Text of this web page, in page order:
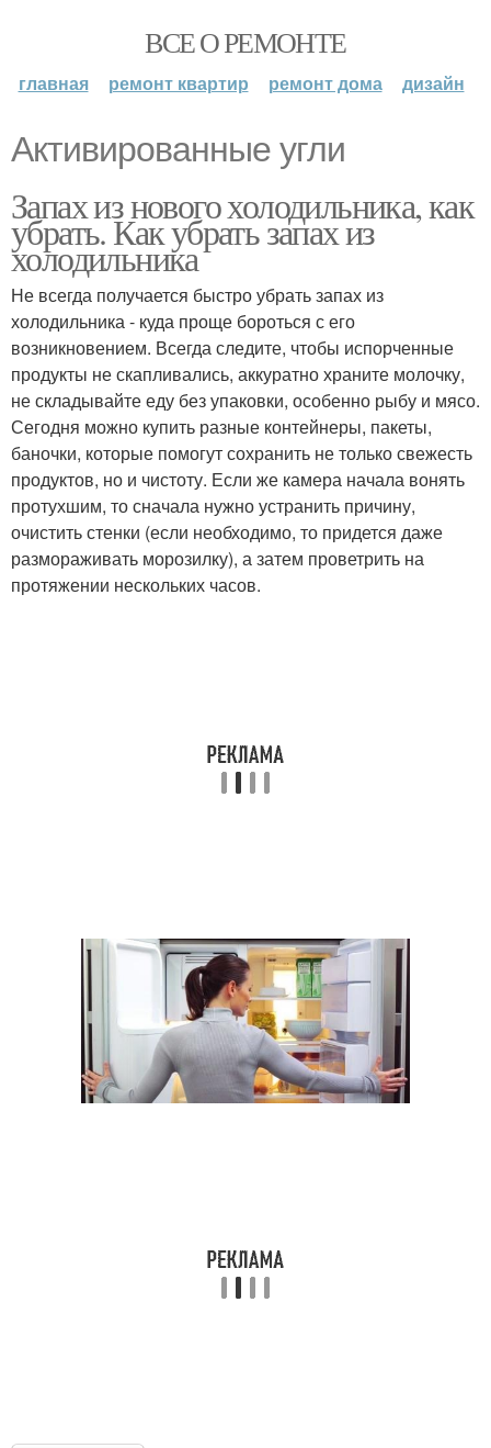
ВСЕ О РЕМОНТЕ
главная ремонт квартир ремонт дома дизайн
Активированные угли
Запах из нового холодильника, как
убрать. Как убрать запах из
холодильника
Не всегда получается быстро убрать запах из
холодильника - куда проще бороться с его
возникновением. Всегда следите, чтобы испорченные
продукты не скапливались, аккуратно храните молочку,
не складывайте еду без упаковки, особенно рыбу и мясо.
Сегодня можно купить разные контейнеры, пакеты,
баночки, которые помогут сохранить не только свежесть
продуктов, но и чистоту. Если же камера начала вонять
протухшим, то сначала нужно устранить причину,
очистить стенки (если необходимо, то придется даже
размораживать морозилку), а затем проветрить на
протяжении нескольких часов.